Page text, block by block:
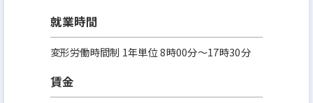
就業時間
変形労働時間制 1年単位 8時00分〜17時30分
賃金